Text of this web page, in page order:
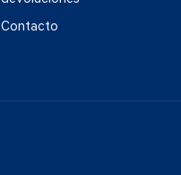
Contacto